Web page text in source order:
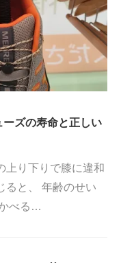
ズの寿命と正しい
上り下りで膝に違和
ると、 年齢のせい
べる…